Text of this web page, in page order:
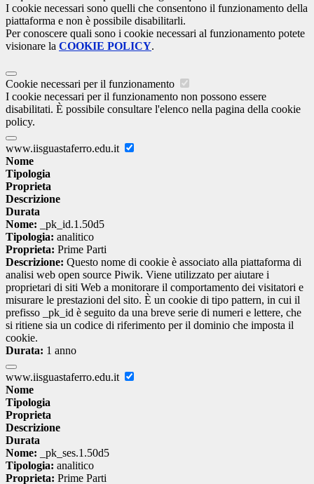
I cookie necessari sono quelli che consentono il funzionamento della
piattaforma e non è possibile disabilitarli.
Per conoscere quali sono i cookie necessari al funzionamento potete
visionare la COOKIE POLICY.
Cookie necessari per il funzionamento
I cookie necessari per il funzionamento non possono essere
disabilitati. È possibile consultare l'elenco nella pagina della cookie
policy.
www.iisguastaferro.edu.it
Nome
Tipologia
Proprieta
Descrizione
Durata
Nome: _pk_id.1.50d5
Tipologia: analitico
Proprieta: Prime Parti
Descrizione: Questo nome di cookie è associato alla piattaforma di
analisi web open source Piwik. Viene utilizzato per aiutare i
proprietari di siti Web a monitorare il comportamento dei visitatori e
misurare le prestazioni del sito. È un cookie di tipo pattern, in cui il
prefisso _pk_id è seguito da una breve serie di numeri e lettere, che
si ritiene sia un codice di riferimento per il dominio che imposta il
cookie.
Durata: 1 anno
www.iisguastaferro.edu.it
Nome
Tipologia
Proprieta
Descrizione
Durata
Nome: _pk_ses.1.50d5
Tipologia: analitico
Proprieta: Prime Parti